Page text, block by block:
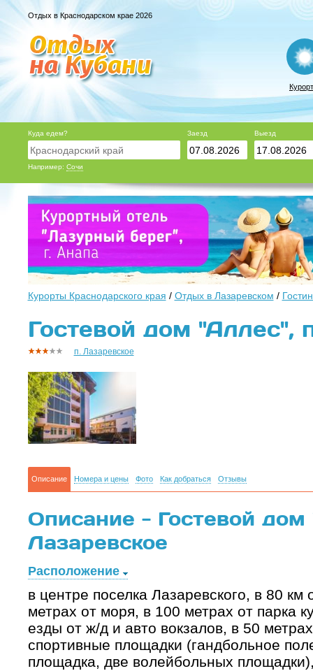
Отдых в Краснодарском крае 2026
Куда едем?
Например: Сочи
Заезд Выезд
Курорты Краснодарского края / Отдых в Лазаревском /
Гостевой дом "Аллес",
п. Лазаревское
Описание Номера и цены Фото Как добраться Отзывы
Описание - Гостевой дом
Лазаревское
Расположение
в центре поселка Лазаревского, в 80
метрах от моря, в 100 метрах от парка
езды от ж/д и авто вокзалов, в 50
спортивные площадки (гандбольное
площадка, две волейбольных